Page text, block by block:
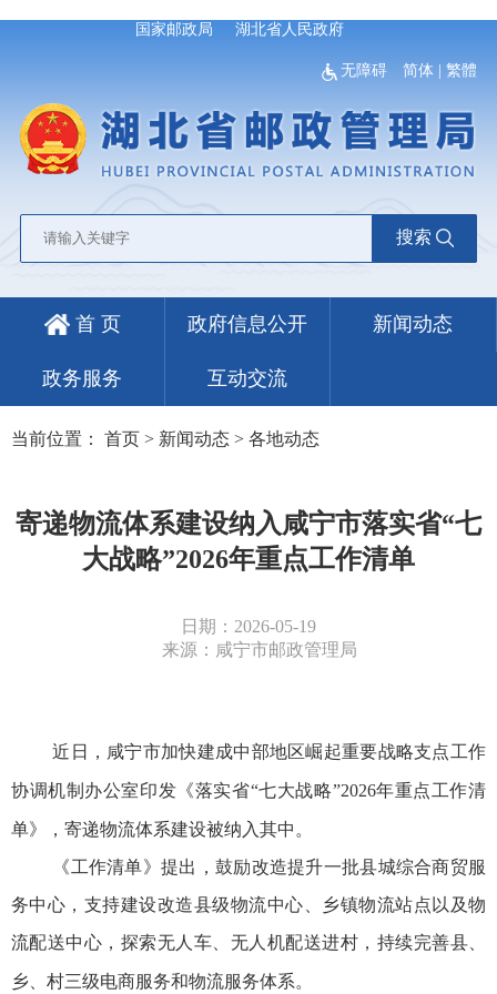
国家邮政局 湖北省人民政府
无障碍 简体 |繁體
搜索
首 页 政府信息公开 新闻动态
政务服务 互动交流
当前位置： 首页 > 新闻动态 > 各地动态
寄递物流体系建设纳入咸宁市落实省“七
大战略”2026年重点工作清单
日期：2026-05-19
来源：咸宁市邮政管理局
近日，咸宁市加快建成中部地区崛起重要战略支点工作
协调机制办公室印发《落实省“七大战略”2026年重点工作清
单》，寄递物流体系建设被纳入其中。
《工作清单》提出，鼓励改造提升一批县城综合商贸服
务中心，支持建设改造县级物流中心、乡镇物流站点以及物
流配送中心，探索无人车、无人机配送进村，持续完善县、
乡、村三级电商服务和物流服务体系。